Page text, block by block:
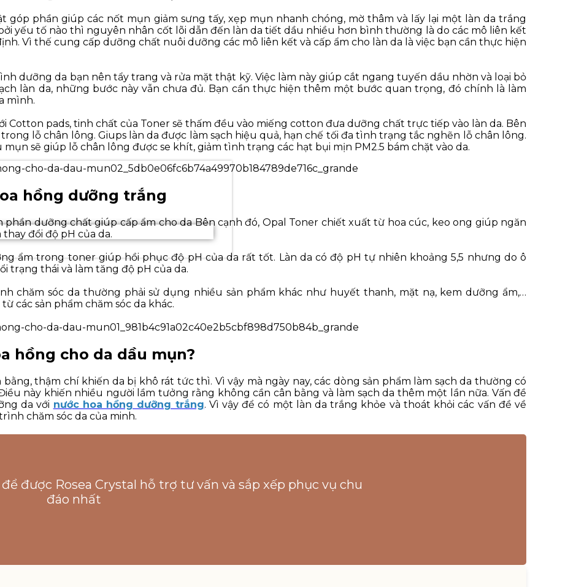
góp phần giúp các nốt mụn giảm sưng tấy, xẹp mụn nhanh chóng, mờ thâm và lấy lại một làn da trắng
yếu tố nào thì nguyên nhân cốt lõi dẫn đến làn da tiết dầu nhiều hơn bình thường là do các mô liên kết
Vì thế cung cấp dưỡng chất nuôi dưỡng các mô liên kết và cấp ẩm cho làn da là việc bạn cần thực hiện
dưỡng da bạn nên tẩy trang và rửa mặt thật kỹ. Việc làm này giúp cắt ngang tuyến dầu nhờn và loại bỏ
làn da, những bước này vẫn chưa đủ. Bạn cần thực hiện thêm một bước quan trọng, đó chính là làm
mình.
Cotton pads, tinh chất của Toner sẽ thấm đều vào miếng cotton đưa dưỡng chất trực tiếp vào làn da. Bên
lỗ chân lông. Giups làn da được làm sạch hiệu quả, hạn chế tối đa tình trạng tắc nghẽn lỗ chân lông.
sẽ giúp lỗ chân lông được se khít, giảm tình trạng các hạt bụi mịn PM2.5 bám chặt vào da.
hồng dưỡng trắng
phần dưỡng chất giúp cấp ẩm cho da Bên cạnh đó, Opal Toner chiết xuất từ hoa cúc, keo ong giúp ngăn
đổi độ pH của da.
ẩm trong toner giúp hồi phục độ pH của da rất tốt. Làn da có độ pH tự nhiên khoảng 5,5 nhưng do ô
trạng thái và làm tăng độ pH của da.
chăm sóc da thường phải sử dụng nhiều sản phẩm khác như huyết thanh, mặt nạ, kem dưỡng ẩm,…
các sản phẩm chăm sóc da khác.
hồng cho da dầu mụn?
thậm chí khiến da bị khô rát tức thì. Vì vậy mà ngày nay, các dòng sản phẩm làm sạch da thường có
này khiến nhiều người lầm tưởng rằng không cần cân bằng và làm sạch da thêm một lần nữa. Vấn đề
da với nước hoa hồng dưỡng trắng. Vì vậy để có một làn da trắng khỏe và thoát khỏi các vấn đề về
chăm sóc da của minh.
được Rosea Crystal hỗ trợ tư vấn và sắp xếp phục vụ chu
đáo nhất